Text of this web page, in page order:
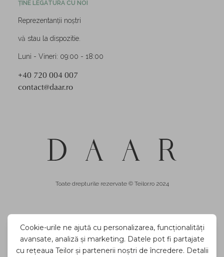
ȚINE LEGĂTURA CU NOI
Reprezentanții noștri
vă stau la dispozitie.
Luni - Vineri: 09:00 - 18:00
+40 720 004 007
contact@daar.ro
Toate drepturile rezervate © Teilor.ro 2024